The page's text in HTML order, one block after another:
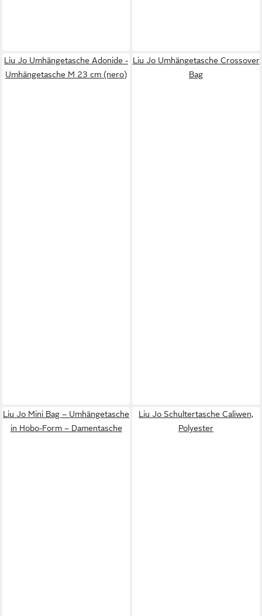
Liu Jo Umhängetasche Adonide -
Umhängetasche M 23 cm (nero)
Liu Jo Umhängetasche Crossover
Bag
Liu Jo Mini Bag – Umhängetasche
in Hobo-Form – Damentasche
Liu Jo Schultertasche Caliwen,
Polyester